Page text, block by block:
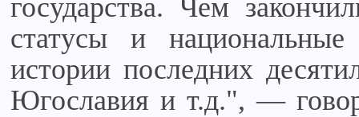
государства. Чем
статусы и
истории последних
Югославия и т.д.", —